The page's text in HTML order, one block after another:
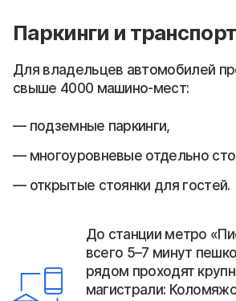
Паркинги и транспорт
Для владельцев автомобилей
свыше 4000 машино-мест:
подземные паркинги,
многоуровневые отдельно
открытые стоянки для гостей.
До станции метро
всего 5–7 минут
рядом проходят
магистрали: